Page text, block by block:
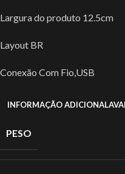
Largura do produto 12.5cm
Layout BR
Conexão Com Fio,USB
INFORMAÇÃO ADICIONAL
PESO